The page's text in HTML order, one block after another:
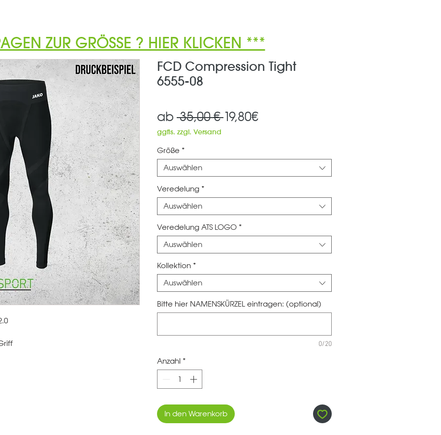
FCD Compression Tight
6555-08
ab 35,00 € Standardpreis
19,80€Sale-
ggfls. zzgl. Versand
Größe *
Auswählen
Veredelung *
Auswählen
Veredelung ATS LOGO *
Auswählen
Kollektion *
Auswählen
Bitte hier NAMENSKÜRZEL eintragen: (optional)
0/20
Anzahl *
In den Warenkorb
ZUR GRÖSSE ? HIER KLICKEN ***